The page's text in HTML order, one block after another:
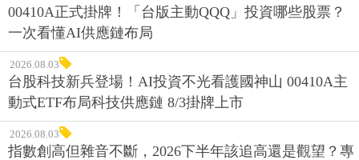
00410A正式掛牌！「台版主動QQQ」投資哪些股票？
一次看懂AI供應鏈布局
2026.08.03
台股科技新兵登場！AI投資不光看護國神山 00410A主
動式ETF布局科技供應鏈 8/3掛牌上市
2026.08.03
指數創高但雜音不斷，2026下半年該追高還是觀望？專